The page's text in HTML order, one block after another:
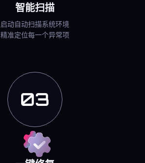
智能扫描
启动自动扫描系统环境
精准定位每一个异常项
03